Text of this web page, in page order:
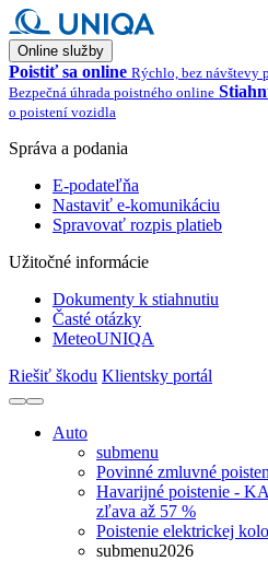
Online služby
Poistiť sa online Rýchlo, bez návštevy
Bezpečná úhrada poistného online
o poistení vozidla
Správa a podania
E-podateľňa
Nastaviť e-komunikáciu
Spravovať rozpis platieb
Užitočné informácie
Dokumenty k stiahnutiu
Časté otázky
MeteoUNIQA
Riešiť škodu Klientsky portál
Auto
submenu
Povinné zmluvné
Havarijné poistenie -
zľava až 57 %
Poistenie elektrickej
submenu2026